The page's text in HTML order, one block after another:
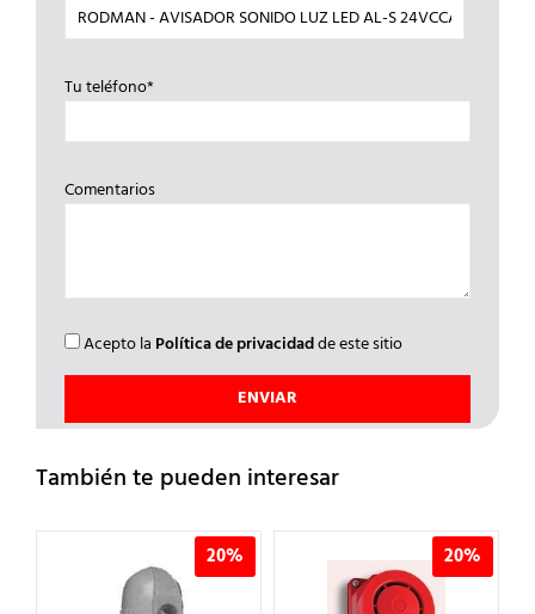
Tu teléfono*
Comentarios
Acepto la Política de privacidadde este sitio
También te pueden interesar
20% 20%